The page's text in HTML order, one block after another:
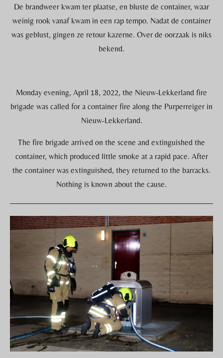
De brandweer kwam ter plaatse, en bluste de container, waar
weinig rook vanaf kwam in een rap tempo. Nadat de container
was geblust, gingen ze retour kazerne. Over de oorzaak is niks
bekend.
Monday evening, April 18, 2022, the Nieuw-Lekkerland fire
brigade was called for a container fire along the Purperreiger in
Nieuw-Lekkerland.
The fire brigade arrived on the scene and extinguished the
container, which produced little smoke at a rapid pace. After
the container was extinguished, they returned to the barracks.
Nothing is known about the cause.